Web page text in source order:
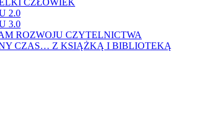
CZŁOWIEK
2.0
3.0
ROZWOJU CZYTELNICTWA
CZAS… Z KSIĄŻKĄ I BIBLIOTEKĄ